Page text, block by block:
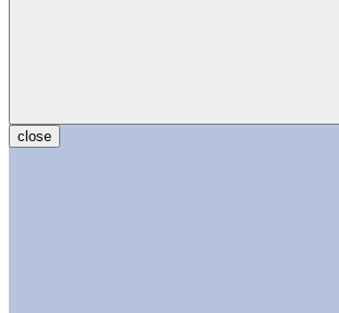
close